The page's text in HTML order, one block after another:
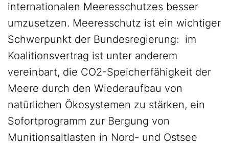
internationalen Meeresschutzes besser
umzusetzen. Meeresschutz ist ein wichtiger
Schwerpunkt der Bundesregierung: im
Koalitionsvertrag ist unter anderem
vereinbart, die CO2-Speicherfähigkeit der
Meere durch den Wiederaufbau von
natürlichen Ökosystemen zu stärken, ein
Sofortprogramm zur Bergung von
Munitionsaltlasten in Nord- und Ostsee